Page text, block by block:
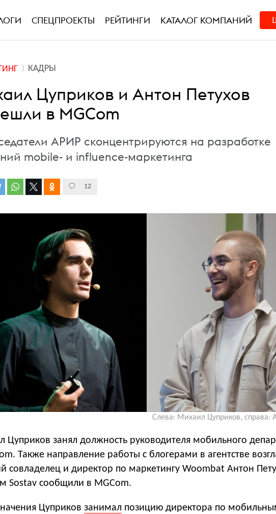
СПЕЦПРОЕКТЫ РЕЙТИНГИ КАТАЛОГ КОМПАНИЙ
КАДРЫ
Цуприков и Антон Петухов
в MGCom
АРИР сконцентрируются на разработке
mobile- и influence-маркетинга
12
Слева: Михаил Цуприков, справа:
Цуприков занял должность руководителя мобильного
Также направление работы с блогерами в агентстве
совладелец и директор по маркетингу Woombat Антон
Sostav сообщили в MGCom.
Цуприков занимал позицию директора по